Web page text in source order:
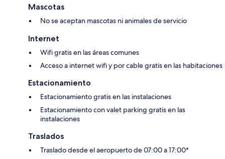
Mascotas
No se aceptan mascotas ni animales de servicio
Internet
Wifi gratis en las áreas comunes
Acceso a internet wifi y por cable gratis en las habitaciones
Estacionamiento
Estacionamiento gratis en las instalaciones
Estacionamiento con valet parking gratis en las
instalaciones
Traslados
Traslado desde el aeropuerto de 07:00 a 17:00*